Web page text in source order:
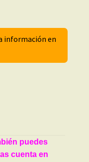
información en
puedes
cuenta en